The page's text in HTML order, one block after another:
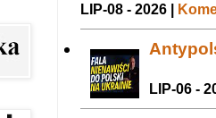
LIP-08 - 2026 |
LIP-06 -